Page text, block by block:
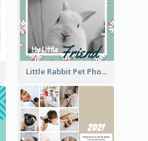
Little Rabbit Pet Photo Book